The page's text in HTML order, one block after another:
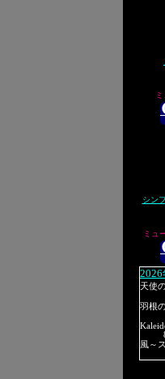
シン
ミュ
2026
天使
羽根
風～